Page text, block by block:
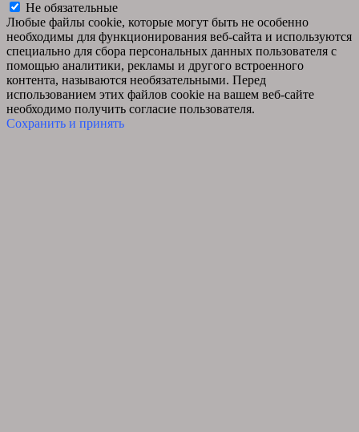
Не обязательные
Любые файлы cookie, которые могут быть не особенно
необходимы для функционирования веб-сайта и используются
специально для сбора персональных данных пользователя с
помощью аналитики, рекламы и другого встроенного
контента, называются необязательными. Перед
использованием этих файлов cookie на вашем веб-сайте
необходимо получить согласие пользователя.
Сохранить и принять